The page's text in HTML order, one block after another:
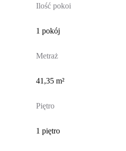
Ilość pokoi
1 pokój
Metraż
41,35 m²
Piętro
1 piętro